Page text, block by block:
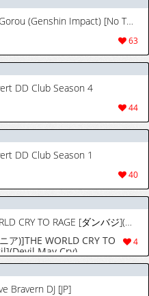
[Finch0023] 082 - Itto & Thoma X Gorou (Genshin Impact) [No Text, Japanese]
63
DD Club Season 4
44
DD Club Season 1
40
[Folgore(眼帯ヒゲマニア)]THE WORLD CRY TO RAGE [ダンバジ](デビルメイクライ) [中国翻訳]
4
ア)]THE WORLD CRY TO
May Cry)
Bravern DJ [JP]